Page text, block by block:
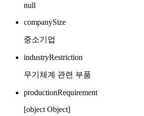
null
companySize
중소기업
industryRestriction
무기체계 관련 부품
productionRequirement
[object Object]